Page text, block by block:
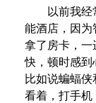
以前我经常
能酒店，因为
拿了房卡，
快，顿时感到
比如说蝙蝠
看着，打手机